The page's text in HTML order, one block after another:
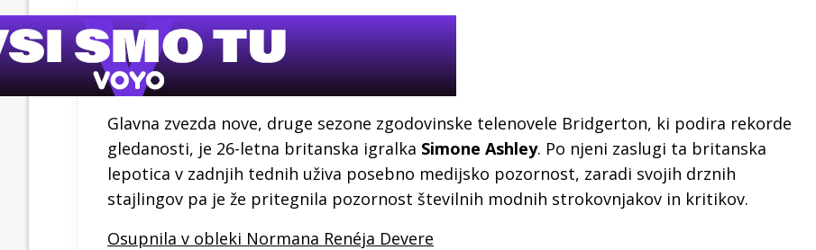
Glavna zvezda nove, druge sezone zgodovinske telenovele Bridgerton, ki podira rekorde
gledanosti, je 26-letna britanska igralka Simone Ashley. Po njeni zaslugi ta britanska
lepotica v zadnjih tednih uživa posebno medijsko pozornost, zaradi svojih drznih
stajlingov pa je že pritegnila pozornost številnih modnih strokovnjakov in kritikov.
Osupnila v obleki Normana Renéja Devere